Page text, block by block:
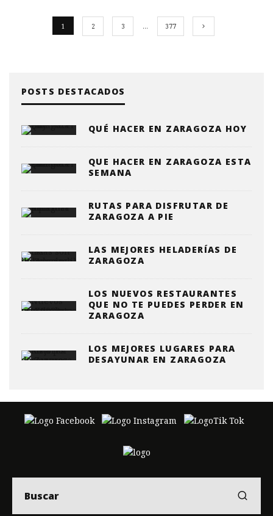
1 2 3 … 377
POSTS DESTACADOS
QUÉ HACER EN ZARAGOZA HOY
QUE HACER EN ZARAGOZA ESTA
SEMANA
RUTAS PARA DISFRUTAR DE
ZARAGOZA A PIE
LAS MEJORES HELADERÍAS DE
ZARAGOZA
LOS NUEVOS RESTAURANTES
QUE NO TE PUEDES PERDER EN
ZARAGOZA
LOS MEJORES LUGARES PARA
DESAYUNAR EN ZARAGOZA